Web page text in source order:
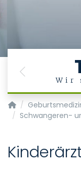
Wir
Previous
Klinik für
Schwangeren-